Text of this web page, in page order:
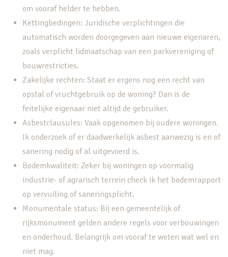
om vooraf helder te hebben.
Kettingbedingen: Juridische verplichtingen die
automatisch worden doorgegeven aan nieuwe eigenaren,
zoals verplicht lidmaatschap van een parkvereniging of
bouwrestricties.
Zakelijke rechten: Staat er ergens nog een recht van
opstal of vruchtgebruik op de woning? Dan is de
feitelijke eigenaar niet altijd de gebruiker.
Asbestclausules: Vaak opgenomen bij oudere woningen.
Ik onderzoek of er daadwerkelijk asbest aanwezig is en of
sanering nodig of al uitgevoerd is.
Bodemkwaliteit: Zeker bij woningen op voormalig
industrie- of agrarisch terrein check ik het bodemrapport
op vervuiling of saneringsplicht.
Monumentale status: Bij een gemeentelijk of
rijksmonument gelden andere regels voor verbouwingen
en onderhoud. Belangrijk om vooraf te weten wat wel en
niet mag.